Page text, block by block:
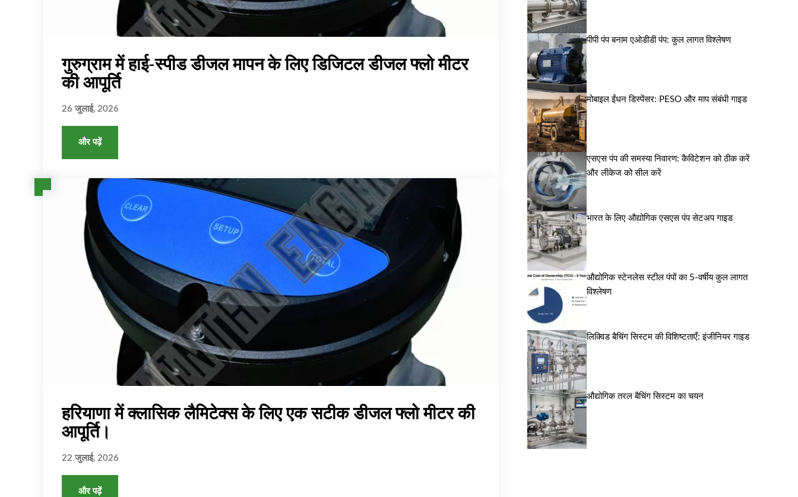
गुरुग्राम में हाई-स्पीड डीजल मापन के लिए डिजिटल डीजल फ्लो मीटर
की आपूर्ति
26 जुलाई, 2026
और पढ़ें
हरियाणा में क्लासिक लैमिटेक्स के लिए एक सटीक डीजल फ्लो मीटर की
आपूर्ति।
22 जुलाई, 2026
और पढ़ें
पीपी पंप बनाम एओडीडी पंप: कुल लागत विश्लेषण
मोबाइल ईंधन डिस्पेंसर: PESO और माप संबंधी गाइड
एसएस पंप की समस्या निवारण: कैविटेशन को ठीक करें
और लीकेज को सील करें
भारत के लिए औद्योगिक एसएस पंप सेटअप गाइड
औद्योगिक स्टेनलेस स्टील पंपों का 5-वर्षीय कुल लागत
विश्लेषण
लिक्विड बैचिंग सिस्टम की विशिष्टताएँ: इंजीनियर गाइड
औद्योगिक तरल बैचिंग सिस्टम का चयन